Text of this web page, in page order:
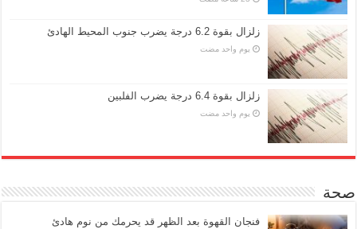
زلزال بقوة 6.2 درجة يضرب جنوب المحيط الهادئ
‏يوم واحد مضت
زلزال بقوة 6.4 درجة يضرب الفلبين
‏يوم واحد مضت
صحة
فنجان القهوة بعد الظهر قد يحرمك من نوم هادئ